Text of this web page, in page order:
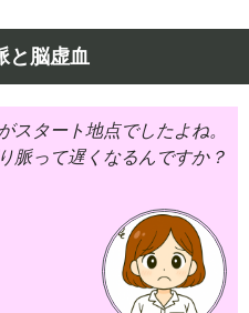
と脳虚血
スタート地点でしたよね。
脈って遅くなるんですか？